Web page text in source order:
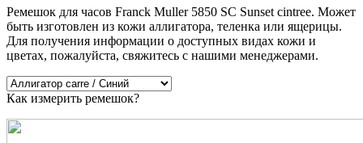
Ремешок для часов Franck Muller 5850 SC Sunset cintree. Может
быть изготовлен из кожи аллигатора, теленка или ящерицы.
Для получения информации о доступных видах кожи и
цветах, пожалуйста, свяжитесь с нашими менеджерами.
Как измерить ремешок?